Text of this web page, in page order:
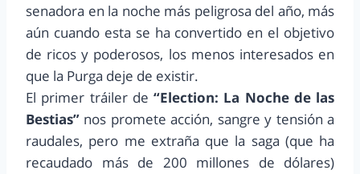
senadora en la noche más peligrosa del año, más
aún cuando esta se ha convertido en el objetivo
de ricos y poderosos, los menos interesados en
que la Purga deje de existir.
El primer tráiler de “Election: La Noche de las
Bestias” nos promete acción, sangre y tensión a
raudales, pero me extraña que la saga (que ha
recaudado más de 200 millones de dólares)